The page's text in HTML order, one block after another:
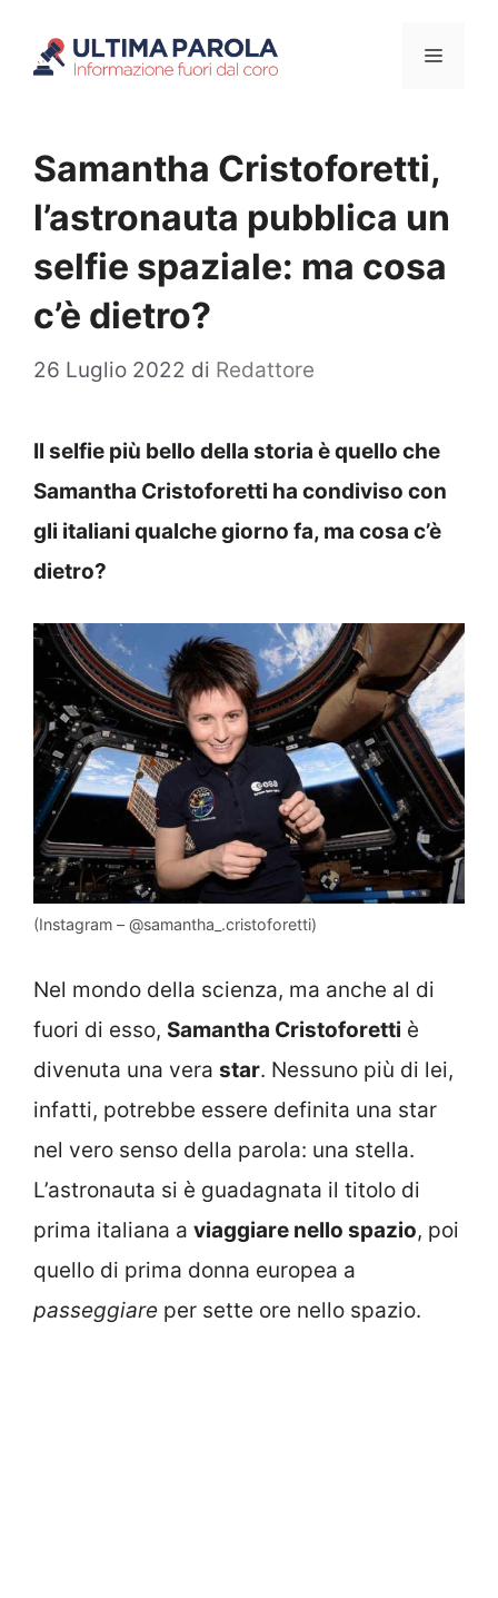
Menu
Samantha Cristoforetti,
l’astronauta pubblica un
selfie spaziale: ma cosa
c’è dietro?
26 Luglio 2022 di Redattore
Il selfie più bello della storia è quello che
Samantha Cristoforetti ha condiviso con
gli italiani qualche giorno fa, ma cosa c’è
dietro?
(Instagram – @samantha_.cristoforetti)
Nel mondo della scienza, ma anche al di
fuori di esso, Samantha Cristoforetti è
divenuta una vera star. Nessuno più di lei,
infatti, potrebbe essere definita una star
nel vero senso della parola: una stella.
L’astronauta si è guadagnata il titolo di
prima italiana a viaggiare nello spazio, poi
quello di prima donna europea a
passeggiare per sette ore nello spazio.